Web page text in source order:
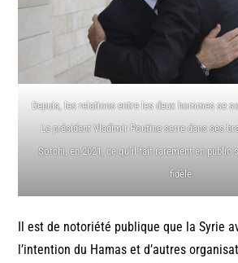
Depuis, les relations entre les deux hommes se
Le président Vladimir Poutine serre dans ses
Sotchi, en 2021, ce qu’il fait rarement en public
fidèle.
Il est de notoriété publique que la Syrie
l’intention du Hamas et d’autres